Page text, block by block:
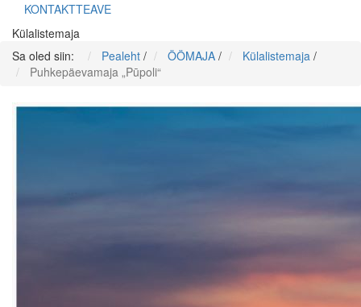
KONTAKTTEAVE
Külalistemaja
Sa oled siin:
Pealeht / ÖÖMAJA / Külalistemaja /
Puhkepäevamaja „Pūpoli“